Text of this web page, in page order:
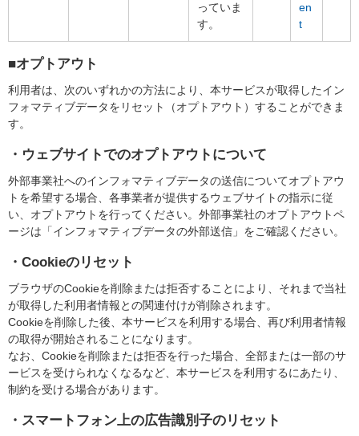
っていま
す。
en
t
■オプトアウト
利用者は、次のいずれかの方法により、本サービスが取得したイン
フォマティブデータをリセット（オプトアウト）することができま
す。
・ウェブサイトでのオプトアウトについて
外部事業社へのインフォマティブデータの送信についてオプトアウ
トを希望する場合、各事業者が提供するウェブサイトの指示に従
い、オプトアウトを行ってください。外部事業社のオプトアウトペ
ージは「インフォマティブデータの外部送信」をご確認ください。
・Cookieのリセット
ブラウザのCookieを削除または拒否することにより、それまで当社
が取得した利用者情報との関連付けが削除されます。
Cookieを削除した後、本サービスを利用する場合、再び利用者情報
の取得が開始されることになります。
なお、Cookieを削除または拒否を行った場合、全部または一部のサ
ービスを受けられなくなるなど、本サービスを利用するにあたり、
制約を受ける場合があります。
・スマートフォン上の広告識別子のリセット